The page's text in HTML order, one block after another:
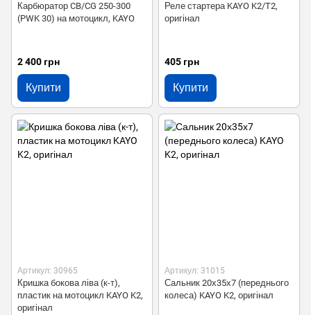
Карбюратор CB/CG 250-300
(PWK 30) на мотоцикл, KAYO
2 400 грн
Купити
Реле стартера KAYO K2/T2,
оригінал
405 грн
Купити
Артикул: 30965
Кришка бокова ліва (к-т),
пластик на мотоцикл KAYO K2,
оригінал
Артикул: 31015
Сальник 20х35х7 (переднього
колеса) KAYO K2, оригінал